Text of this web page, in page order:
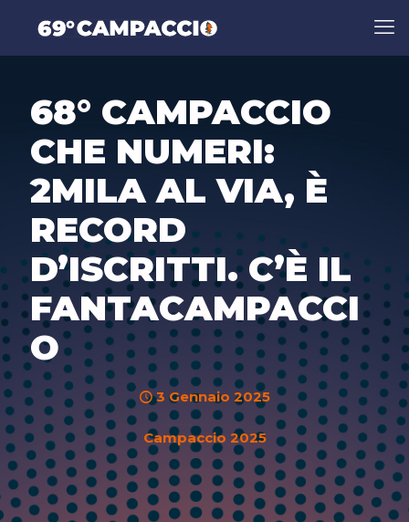
68° CAMPACCIO
CHE NUMERI:
2MILA AL VIA, È
RECORD
D’ISCRITTI. C’È IL
FANTACAMPACCI
O
3 Gennaio 2025
Campaccio 2025